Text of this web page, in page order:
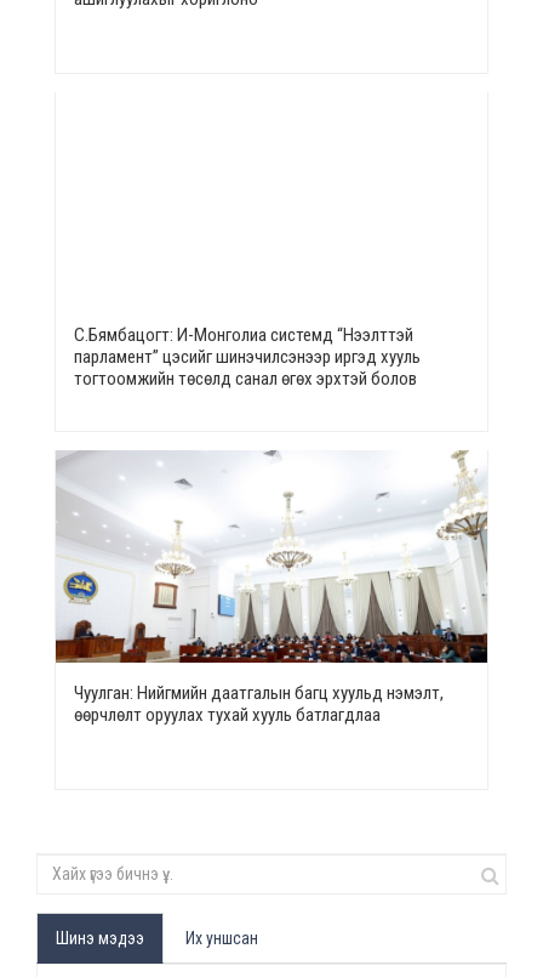
С.Бямбацогт: И-Монголиа системд “Нээлттэй
парламент” цэсийг шинэчилсэнээр иргэд хууль
тогтоомжийн төсөлд санал өгөх эрхтэй болов
Чуулган: Нийгмийн даатгалын багц хуульд нэмэлт,
өөрчлөлт оруулах тухай хууль батлагдлаа
Шинэ мэдээ Их уншсан